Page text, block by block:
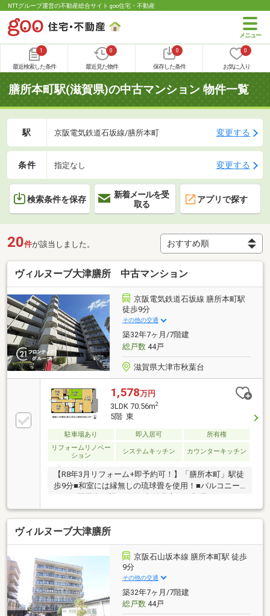
NTTグループ運営の不動産総合サイト goo住宅・不動産
1
最近検索した条件
0
最近見た物件
0
保存した条件
0
お気に入り
膳所本町駅(滋賀県)の中古マンション 物件一覧
駅 京阪電気鉄道石坂線/膳所本町 変更する
条件 指定なし 変更する
検索条件を保存
新着メールを受
取る
アプリで探す
20件が該当しました。
ヴィルヌーブ大津膳所 中古マンション
京阪電気鉄道石坂線 膳所本町駅
徒歩9分
その他の交通
築32年7ヶ月/7階建
総戸数44戸
滋賀県大津市秋葉台
1,578万円
3LDK 70.56m2
5階 東
駐車場あり 即入居可
所有権
リフォームリノベー
ション
システムキッチン カウンターキッチン
【R8年3月リフォーム+即予約可！】「膳所本町」駅徒
歩9分■和室には縁無しの琉球畳を使用！■バルコニー
からは琵琶湖を望めます■収納豊富でお部屋をスッキ
リとお使いいただけます！
ヴィルヌーブ大津膳所
京阪石山坂本線 膳所本町駅 徒歩
9分
その他の交通
築32年7ヶ月/7階建
総戸数44戸